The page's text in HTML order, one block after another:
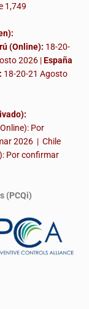
1,749
(Online): 18-20-
2026 |España
18-20-21 Agosto
Por
2026 | Chile
Por confirmar
(PCQi)